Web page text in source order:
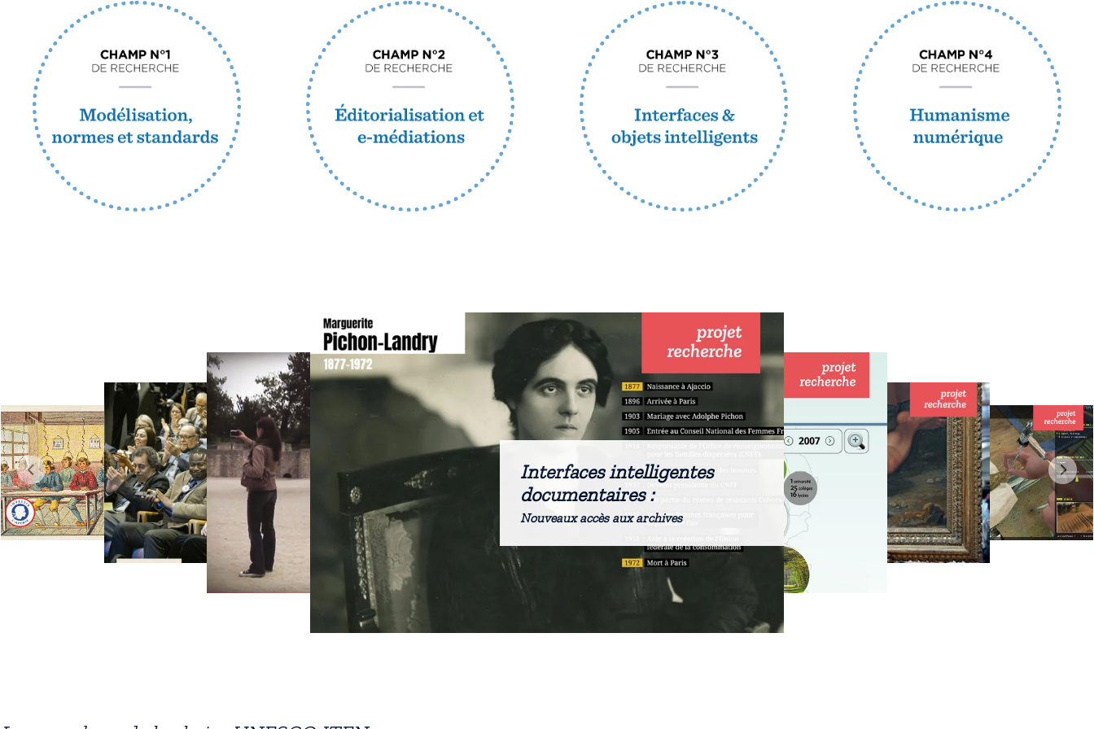
Interfaces intelligentes
documentaires :
Nouveaux accès aux archives